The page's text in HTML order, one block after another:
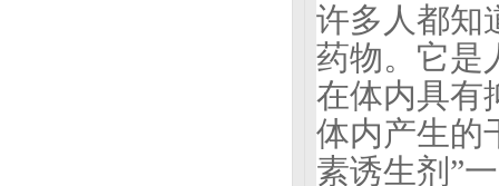
许多人都知
药物。它是
在体内具有
体内产生的
素诱生剂”